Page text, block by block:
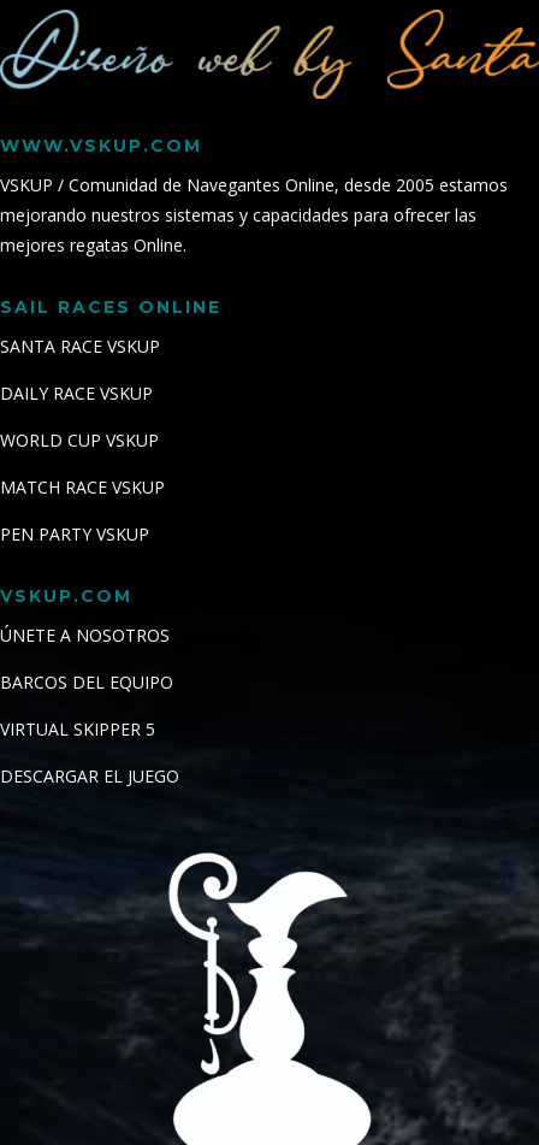
WWW.VSKUP.COM
VSKUP / Comunidad de Navegantes Online, desde 2005 estamos
mejorando nuestros sistemas y capacidades para ofrecer las
mejores regatas Online.
SAIL RACES ONLINE
SANTA RACE VSKUP
DAILY RACE VSKUP
WORLD CUP VSKUP
MATCH RACE VSKUP
PEN PARTY VSKUP
VSKUP.COM
ÚNETE A NOSOTROS
BARCOS DEL EQUIPO
VIRTUAL SKIPPER 5
DESCARGAR EL JUEGO